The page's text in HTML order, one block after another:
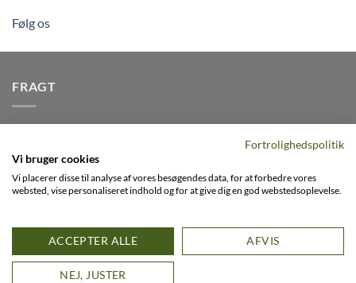
Følg os
FRAGT
på alle pakker - Husk der er fri
levering på alle ordre over DKK395
Visa PayPal Stripe MasterCard
Cash
FACEBOOK INSTAGRAM VIMEO
Copyright 2026 ©
0
Fortrolighedspolitik
Vi bruger cookies
Vi placerer disse til analyse af vores besøgendes data, for at forbedre vores
websted, vise personaliseret indhold og for at give dig en god webstedsoplevelse.
ACCEPTER ALLE AFVIS
NEJ, JUSTER